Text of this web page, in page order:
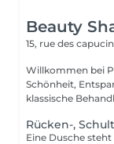
Beauty
15, rue des
Willkommen bei
Schönheit,
klassische
Rücken-,